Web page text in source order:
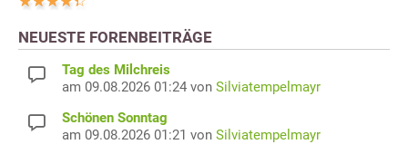
NEUESTE FORENBEITRÄGE
Tag des Milchreis
am 09.08.2026 01:24 von Silviatempelmayr
Schönen Sonntag
am 09.08.2026 01:21 von Silviatempelmayr